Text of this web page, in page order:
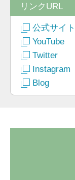
リンクURL
公式サイト
YouTube
Twitter
Instagram
Blog